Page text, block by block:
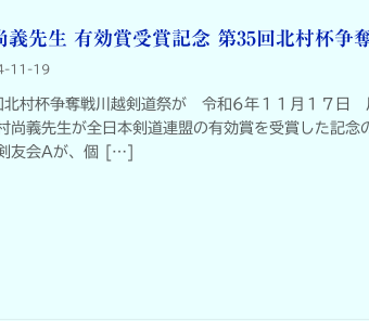
義先生 有効賞受賞記念 第35回北村杯争
11-19
村杯争奪戦川越剣道祭が 令和6年１１月１７日
尚義先生が全日本剣道連盟の有効賞を受賞した記
友会Aが、個 […]